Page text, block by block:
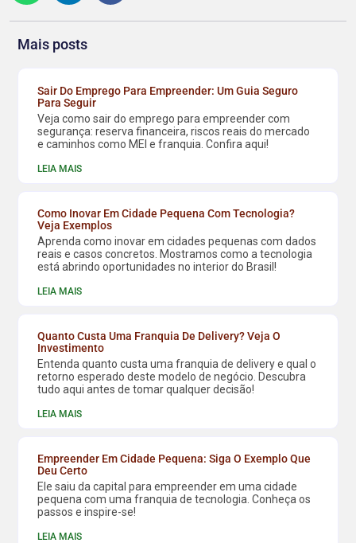
Mais posts
Sair Do Emprego Para Empreender: Um Guia Seguro
Para Seguir
Veja como sair do emprego para empreender com
segurança: reserva financeira, riscos reais do mercado
e caminhos como MEI e franquia. Confira aqui!
LEIA MAIS
Como Inovar Em Cidade Pequena Com Tecnologia?
Veja Exemplos
Aprenda como inovar em cidades pequenas com dados
reais e casos concretos. Mostramos como a tecnologia
está abrindo oportunidades no interior do Brasil!
LEIA MAIS
Quanto Custa Uma Franquia De Delivery? Veja O
Investimento
Entenda quanto custa uma franquia de delivery e qual o
retorno esperado deste modelo de negócio. Descubra
tudo aqui antes de tomar qualquer decisão!
LEIA MAIS
Empreender Em Cidade Pequena: Siga O Exemplo Que
Deu Certo
Ele saiu da capital para empreender em uma cidade
pequena com uma franquia de tecnologia. Conheça os
passos e inspire-se!
LEIA MAIS